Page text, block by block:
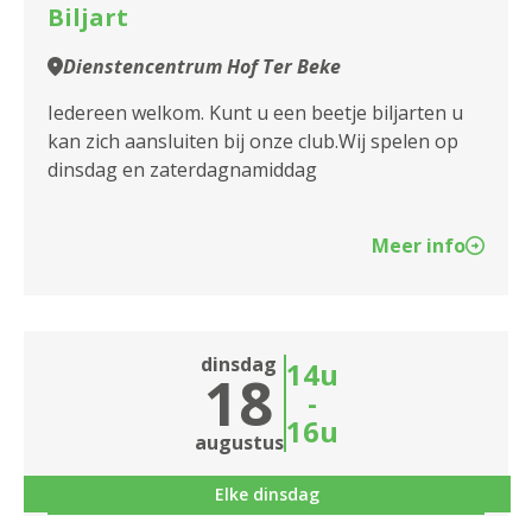
Biljart
Dienstencentrum Hof Ter Beke
Iedereen welkom. Kunt u een beetje biljarten u
kan zich aansluiten bij onze club.Wij spelen op
dinsdag en zaterdagnamiddag
Meer info
dinsdag
18
augustus
14u
-
16u
Elke dinsdag